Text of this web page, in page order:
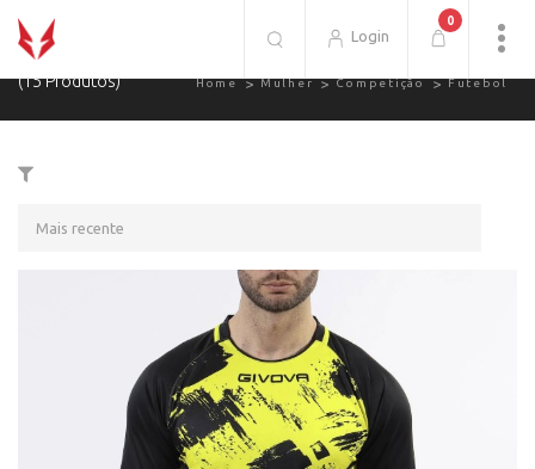
0
Login
Futebol.
(15 Produtos) Home Mulher Competição Futebol